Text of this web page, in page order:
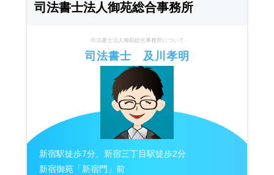
司法書士法人御苑総合事務所
司法書士法人御苑総合事務所について
司法書士 及川孝明
新宿駅徒歩7分、新宿三丁目駅徒歩2分
新宿御苑「新宿門」前